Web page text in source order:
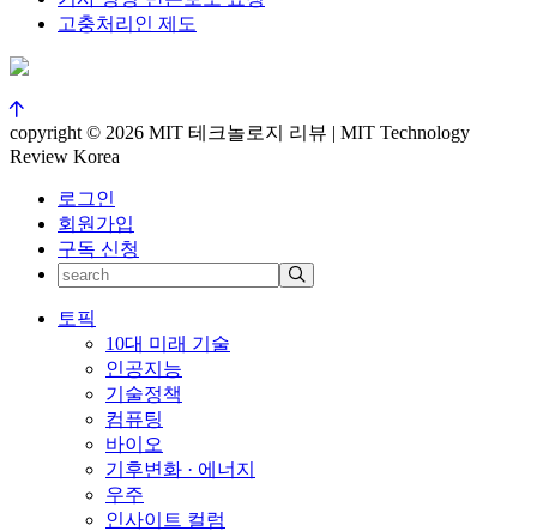
고충처리인 제도
copyright © 2026 MIT 테크놀로지 리뷰 | MIT Technology
Review Korea
로그인
회원가입
구독 신청
토픽
10대 미래 기술
인공지능
기술정책
컴퓨팅
바이오
기후변화 · 에너지
우주
인사이트 컬럼